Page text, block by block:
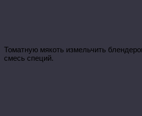
Томатную мякоть измельчить
смесь специй.